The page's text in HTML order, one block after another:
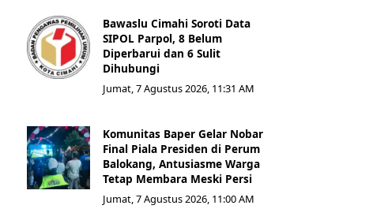
Bawaslu Cimahi Soroti Data
SIPOL Parpol, 8 Belum
Diperbarui dan 6 Sulit
Dihubungi
Jumat, 7 Agustus 2026, 11:31 AM
Komunitas Baper Gelar Nobar
Final Piala Presiden di Perum
Balokang, Antusiasme Warga
Tetap Membara Meski Persi
Jumat, 7 Agustus 2026, 11:00 AM